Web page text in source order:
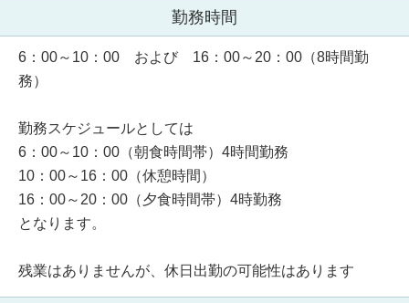
勤務時間
6：00～10：00 および 16：00～20：00（8時間勤
務）
勤務スケジュールとしては
6：00～10：00（朝食時間帯）4時間勤務
10：00～16：00（休憩時間）
16：00～20：00（夕食時間帯）4時勤務
となります。
残業はありませんが、休日出勤の可能性はあります